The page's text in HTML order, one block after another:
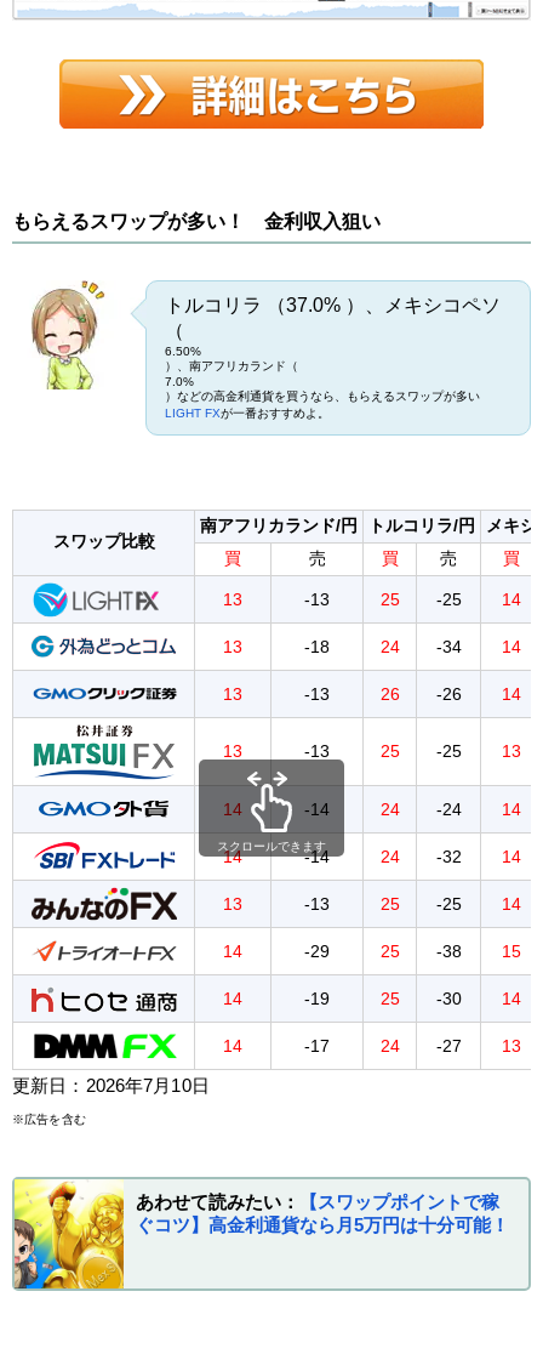
もらえるスワップが多い！ 金利収入狙い
トルコリラ （37.0% ）、メキシコペソ
（
6.50%
）、南アフリカランド（
7.0%
）などの高金利通貨を買うなら、もらえるスワップが多い
LIGHT FXが一番おすすめよ。
スワップ比較
南アフリカランド/円 トルコリラ/円
メキ
買
売 買 売 買
13 -13 25 -25 14
13 -18 24 -34 14
13 -13 26 -26 14
13 -13 25 -25 13
14 -14 24 -24 14
14 -14 24 -32 14
13 -13 25 -25 14
14 -29 25 -38 15
14 -19 25 -30 14
14 -17 24 -27 13
スクロールできます
更新日：2026年7月10日
※広告を含む
あわせて読みたい：
【スワップポイントで稼
ぐコツ】高金利通貨なら月5万円は十分可能！